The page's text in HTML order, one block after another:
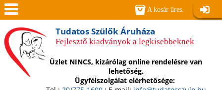
Jump to navigation
Tudatos Szülők Áruháza
Fejlesztő kiadványok a legkisebbeknek
Üzlet NINCS, kizárólag online rendelésre van
lehetőség.
Ügyfélszolgálat elérhetősége:
A kosár üres.
Men
ü